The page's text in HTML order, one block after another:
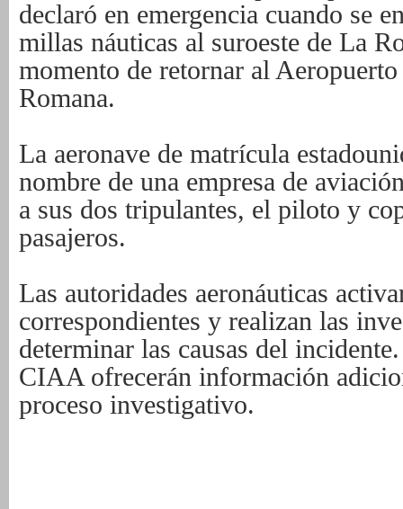
declaró en emergencia cuando se
millas náuticas al suroeste de La
momento de retornar al
Romana.
La aeronave de matrícula
nombre de una empresa de
a sus dos tripulantes, el piloto y
pasajeros.
Las autoridades aeronáuticas
correspondientes y realizan las
determinar las causas del
CIAA ofrecerán información
proceso investigativo.